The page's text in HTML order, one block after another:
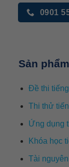
0901
Sản phẩm
Đề thi
Thi thử
Ứng dụng
Khóa học
Tài